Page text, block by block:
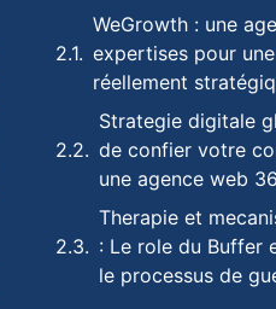
WeGrowth : une
expertises pour
réellement
Strategie digitale
de confier votre
une agence web
Therapie et
: Le role du Buffer
le processus de